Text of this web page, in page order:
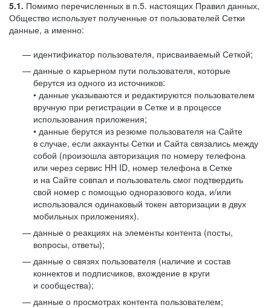
5.1. Помимо перечисленных в п.5. настоящих Правил данных,
Общество использует полученные от пользователей Сетки
данные, а именно:
идентификатор пользователя, присваиваемый Сеткой;
данные о карьерном пути пользователя, которые
берутся из одного из источников:
• данные указываются и редактируются пользователем
вручную при регистрации в Сетке и в процессе
использования приложения;
• данные берутся из резюме пользователя на Сайте
в случае, если аккаунты Сетки и Сайта связались между
собой (произошла авторизация по номеру телефона
или через сервис HH ID, номер телефона в Сетке
и на Сайте совпал и пользователь смог подтвердить
свой номер с помощью одноразового кода, и/или
использовался одинаковый токен авторизации в двух
мобильных приложениях).
данные о реакциях на элементы контента (посты,
вопросы, ответы);
данные о связях пользователя (наличие и состав
коннектов и подписчиков, вхождение в круги
и сообщества);
данные о просмотрах контента пользователем;